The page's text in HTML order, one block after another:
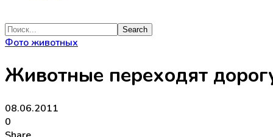
Фото животных
Животные переходят
08.06.2011
0